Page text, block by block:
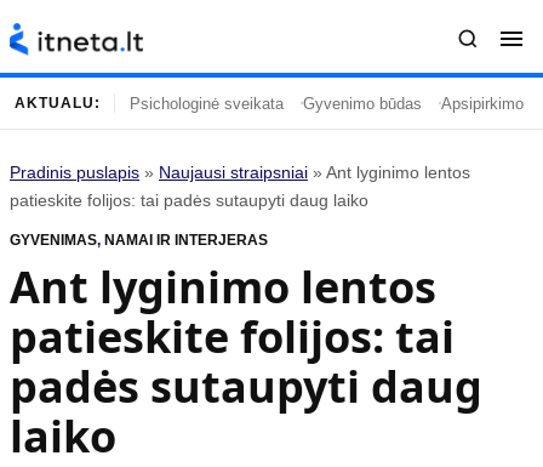
Turinys
Naujausi straipsniai
Gyvenimas
Įdomybės
Mada
Mokslas
Namai ir interjeras
Temos
Kulinarija
Technologijos
Gyvenimo būdas
Vasaros mada
AKTUALU: Psichologinė sveikata Gyvenimo būdas Apsipirkimo
Pradinis puslapis » Naujausi straipsniai » Ant lyginimo lentos
patieskite folijos: tai padės sutaupyti daug laiko
GYVENIMAS, NAMAI IR INTERJERAS
Ant lyginimo lentos
patieskite folijos: tai
padės sutaupyti daug
laiko